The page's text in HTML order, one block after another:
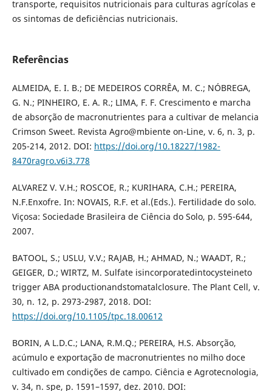
transporte, requisitos nutricionais para culturas agrícolas e
os sintomas de deficiências nutricionais.
Referências
ALMEIDA, E. I. B.; DE MEDEIROS CORRÊA, M. C.; NÓBREGA,
G. N.; PINHEIRO, E. A. R.; LIMA, F. F. Crescimento e marcha
de absorção de macronutrientes para a cultivar de melancia
Crimson Sweet. Revista Agro@mbiente on-Line, v. 6, n. 3, p.
205-214, 2012. DOI: https://doi.org/10.18227/1982-
8470ragro.v6i3.778
ALVAREZ V. V.H.; ROSCOE, R.; KURIHARA, C.H.; PEREIRA,
N.F.Enxofre. In: NOVAIS, R.F. et al.(Eds.). Fertilidade do solo.
Viçosa: Sociedade Brasileira de Ciência do Solo, p. 595-644,
2007.
BATOOL, S.; USLU, V.V.; RAJAB, H.; AHMAD, N.; WAADT, R.;
GEIGER, D.; WIRTZ, M. Sulfate isincorporatedintocysteineto
trigger ABA productionandstomatalclosure. The Plant Cell, v.
30, n. 12, p. 2973-2987, 2018. DOI:
https://doi.org/10.1105/tpc.18.00612
BORIN, A L.D.C.; LANA, R.M.Q.; PEREIRA, H.S. Absorção,
acúmulo e exportação de macronutrientes no milho doce
cultivado em condições de campo. Ciência e Agrotecnologia,
v. 34, n. spe, p. 1591–1597, dez. 2010. DOI: